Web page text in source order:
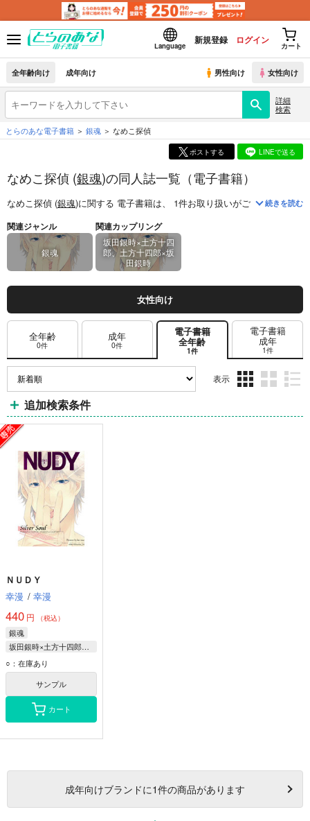
Language
新規登録 ログイン
カート
全年齢向け 成年向け 男性向け 女性向け
詳細
検索
とらのあな電子書籍 銀魂 なめこ探偵
ポストする LINEで送る
なめこ探偵 (銀魂)の同人誌一覧（電子書籍）
なめこ探偵 (銀魂)に関する 電子書籍は、 1件お取り扱いがございます。「
続きを読む
関連ジャンル
銀魂
関連カップリング
坂田銀時×土方十四
郎、土方十四郎×坂
田銀時
女性向け
全年齢
0件
成年
0件
電子書籍
全年齢
1件
電子書籍
成年
1件
表示
ム
ム
ム
追加検索条件
ＮＵＤＹ
幸漫 / 幸漫
440 円 （税込）
銀魂
坂田銀時×土方十四郎、土方十四郎×坂田銀時
坂田 銀時
土方 十四郎
なめこ探偵
○：在庫あり
サンプル
カート
成年向けブランドに1件の商品があります